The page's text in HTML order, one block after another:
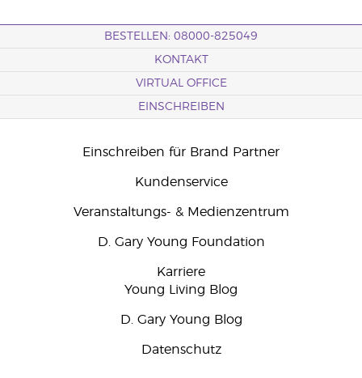
BESTELLEN: 08000-825049
KONTAKT
VIRTUAL OFFICE
EINSCHREIBEN
Einschreiben für Brand Partner
Kundenservice
Veranstaltungs- & Medienzentrum
D. Gary Young Foundation
Karriere
Young Living Blog
D. Gary Young Blog
Datenschutz